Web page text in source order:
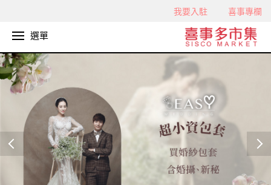
我要入駐 喜事專欄
選單